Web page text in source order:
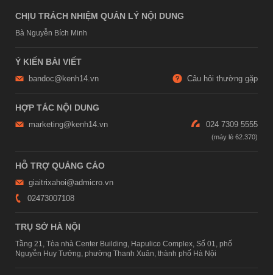
CHỊU TRÁCH NHIỆM QUẢN LÝ NỘI DUNG
Bà Nguyễn Bích Minh
Ý KIẾN BÀI VIẾT
bandoc@kenh14.vn Câu hỏi thường gặp
HỢP TÁC NỘI DUNG
marketing@kenh14.vn 024 7309 5555
HỖ TRỢ QUẢNG CÁO
giaitrixahoi@admicro.vn
02473007108
TRỤ SỞ HÀ NỘI
Tầng 21, Tòa nhà Center Building, Hapulico Complex, Số 01, phố
Nguyễn Huy Tưởng, phường Thanh Xuân, thành phố Hà Nội